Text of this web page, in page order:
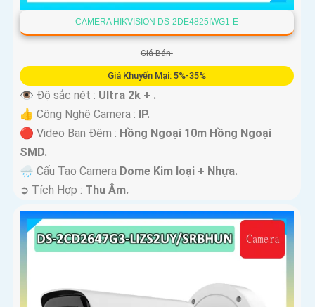
CAMERA HIKVISION DS-2DE4825IWG1-E
Giá Bán:
Giá Khuyến Mại: 5%-35%
👁 Độ sắc nét : Ultra 2k + .
👍 Công Nghệ Camera : IP.
🔴 Video Ban Đêm : Hồng Ngoại 10m Hồng Ngoại
SMD.
🌧️ Cấu Tạo Camera Dome Kim loại + Nhựa.
️➲ Tích Hợp : Thu Âm.